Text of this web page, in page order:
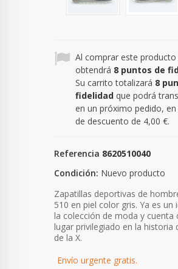
Al comprar este producto
obtendrá 8 puntos de
Su carrito totalizará 8
fidelidad que podrá
en un próximo pedido, en
de descuento de 4,00 €.
Referencia 8620510040
Condición: Nuevo producto
Zapatillas deportivas de
510 en piel color gris. Ya es un
la colección de moda y cuenta
lugar privilegiado en la historia
de la X.
Envío urgente gratis.